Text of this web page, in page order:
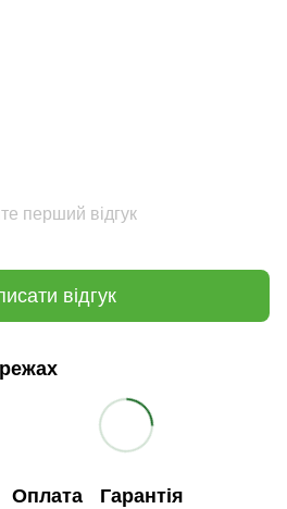
перший відгук
відгук
Оплата Гарантія